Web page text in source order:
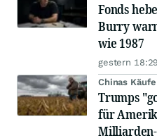
Fonds
Burry
wie 1987
gestern 18:29
Chinas
Trumps
für